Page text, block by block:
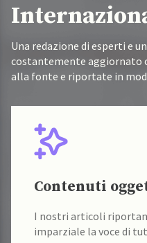
Una redazione di esperti e
costantemente aggiornato
alla fonte e riportate in
Contenuti
I nostri articoli
imparziale la voce di